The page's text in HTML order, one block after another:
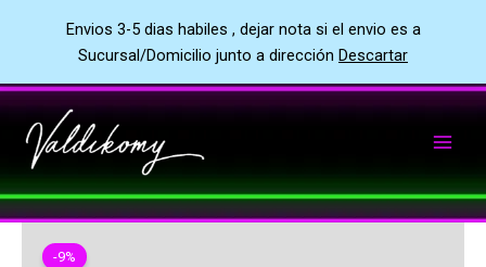
Envios 3-5 dias habiles , dejar nota si el envio es a
Sucursal/Domicilio junto a dirección Descartar
al
contenido
-9%